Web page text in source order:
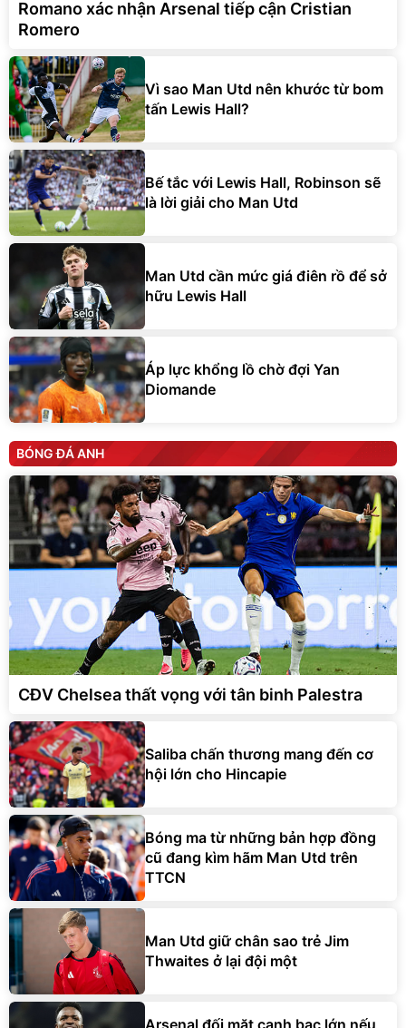
Romano xác nhận Arsenal tiếp cận Cristian
Romero
Vì sao Man Utd nên khước từ bom
tấn Lewis Hall?
Bế tắc với Lewis Hall, Robinson sẽ
là lời giải cho Man Utd
Man Utd cần mức giá điên rồ để sở
hữu Lewis Hall
Áp lực khổng lồ chờ đợi Yan
Diomande
BÓNG ĐÁ ANH
CĐV Chelsea thất vọng với tân binh Palestra
Saliba chấn thương mang đến cơ
hội lớn cho Hincapie
Bóng ma từ những bản hợp đồng
cũ đang kìm hãm Man Utd trên
TTCN
Man Utd giữ chân sao trẻ Jim
Thwaites ở lại đội một